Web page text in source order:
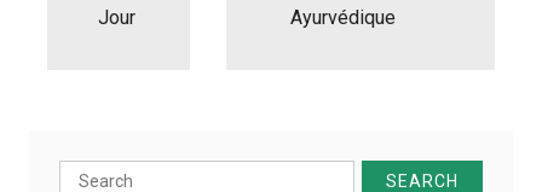
Jour
Ayurvédique
Search